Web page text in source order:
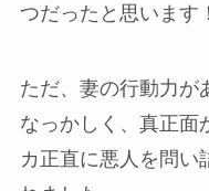
つだったと思います
ただ、妻の行動力が
なっかしく、真正面
カ正直に悪人を問い